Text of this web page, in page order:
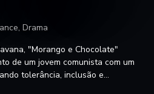
Drama
"Morango e Chocolate"
de um jovem comunista com um
tolerância, inclusão e